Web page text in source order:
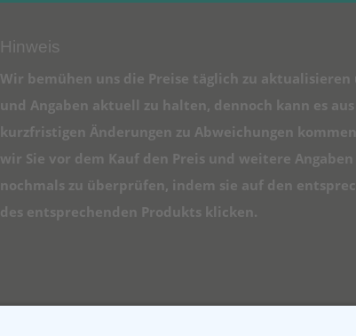
Hinweis
Wir bemühen uns die Preise täglich zu
und Angaben aktuell zu halten, dennoch kann es
kurzfristigen Änderungen zu Abweichungen
wir Sie vor dem Kauf den Preis und weitere
nochmals zu überprüfen, indem sie auf den
des entsprechenden Produkts klicken.